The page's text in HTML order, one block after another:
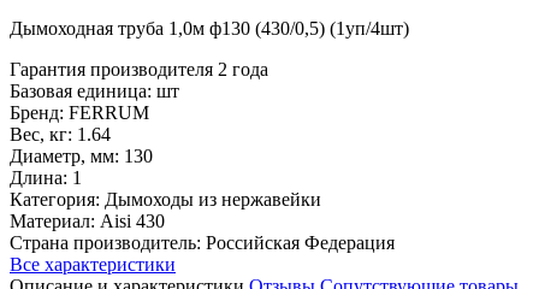
Дымоходная труба 1,0м ф130 (430/0,5) (1уп/4шт)
Гарантия производителя 2 года
Базовая единица: шт
Бренд: FERRUM
Вес, кг: 1.64
Диаметр, мм: 130
Длина: 1
Категория: Дымоходы из нержавейки
Материал: Aisi 430
Страна производитель: Российская Федерация
Все характеристики